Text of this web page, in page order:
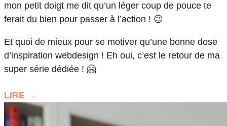
mon petit doigt me dit qu’un léger coup de pouce te
ferait du bien pour passer à l’action ! 😉
Et quoi de mieux pour se motiver qu’une bonne dose
d’inspiration webdesign ! Eh oui, c’est le retour de ma
super série dédiée ! 🤗
LIRE →